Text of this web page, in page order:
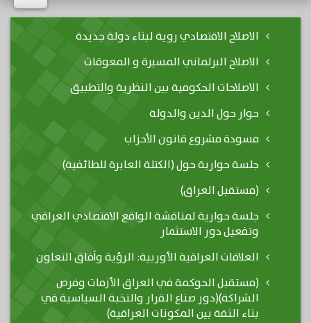
الاصلاح الاقتصادي روية لبناء دولة جديدة
الاصلاح البرلماني المسيرة و المعوقات
الاصلاحات الحكومية بين النظرية والتطبيق
حوار حول الدين والدولة
مسودة مشروع قانون الأحزاب
جلسة حوارية حول (الكتلة العابرة للطائفية)
(مستقبل العراق)
جلسة حوارية لمناقشة الواقع الاقتصادي العراقي
وتفعيل دور الاستثمار
العلاقات العراقية الأوربية: الرؤية وآفاق التعاون
(مستقبل الحوكمة في العراق الأزمات وفرص
الشراكة)(دور صناع القرار والنخبة السياسية في
بناء الثقة بين المكونات العراقية)